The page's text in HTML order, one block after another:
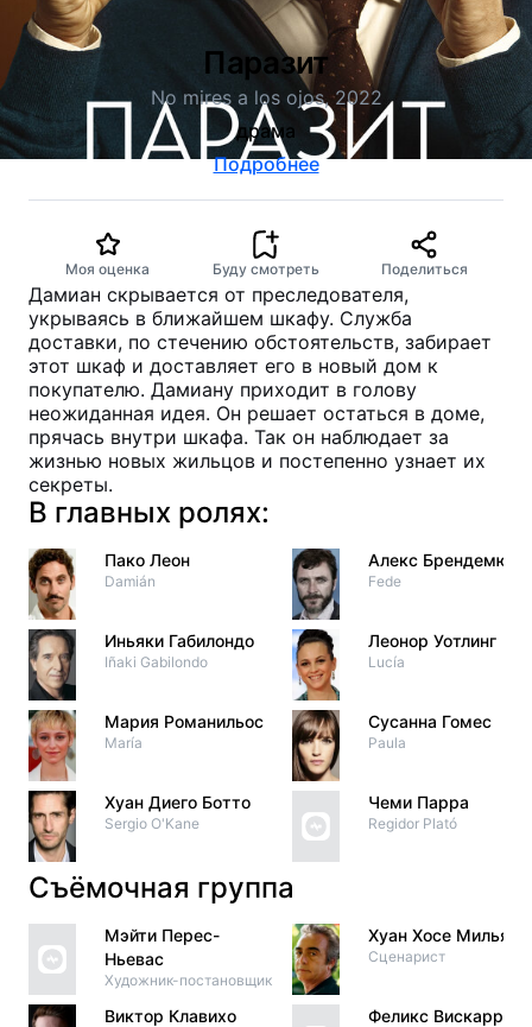
Паразит
No mires a los ojos, 2022
драма
Подробнее
Моя оценка Буду смотреть Поделиться
Дамиан скрывается от преследователя,
укрываясь в ближайшем шкафу. Служба
доставки, по стечению обстоятельств, забирает
этот шкаф и доставляет его в новый дом к
покупателю. Дамиану приходит в голову
неожиданная идея. Он решает остаться в доме,
прячась внутри шкафа. Так он наблюдает за
жизнью новых жильцов и постепенно узнает их
секреты.
В главных ролях:
Пако Леон
Damián
Иньяки Габилондо
Iñaki Gabilondo
Мария Романильос
María
Хуан Диего Ботто
Sergio O'Kane
Алекс Брендемюль
Fede
Леонор Уотлинг
Lucía
Сусанна Гомес
Paula
Чеми Парра
Regidor Plató
Съёмочная группа
Мэйти Перес-
Ньевас
Художник-постановщик
Виктор Клавихо
Хуан Хосе Мильяс
Сценарист
Феликс Вискаррет